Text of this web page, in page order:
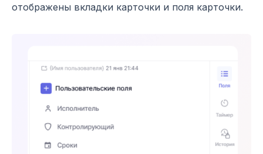
отображены вкладки карточки и поля карточки.